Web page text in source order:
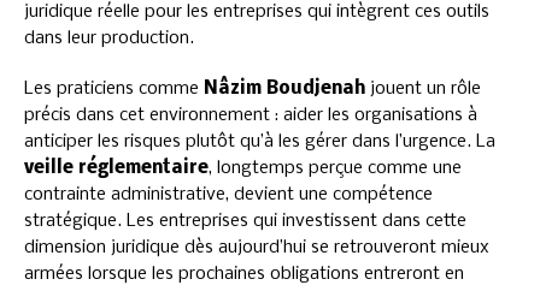
juridique réelle pour les entreprises qui intègrent ces outils
dans leur production.
Les praticiens comme Nâzim Boudjenah jouent un rôle
précis dans cet environnement : aider les organisations à
anticiper les risques plutôt qu’à les gérer dans l’urgence. La
veille réglementaire, longtemps perçue comme une
contrainte administrative, devient une compétence
stratégique. Les entreprises qui investissent dans cette
dimension juridique dès aujourd’hui se retrouveront mieux
armées lorsque les prochaines obligations entreront en